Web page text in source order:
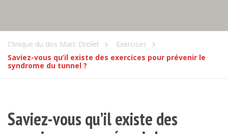
Clinique du dos Marc Drolet
Exercises
Saviez-vous qu’il existe des exercices pour prévenir le
syndrome du tunnel ?
Saviez-vous qu’il existe des